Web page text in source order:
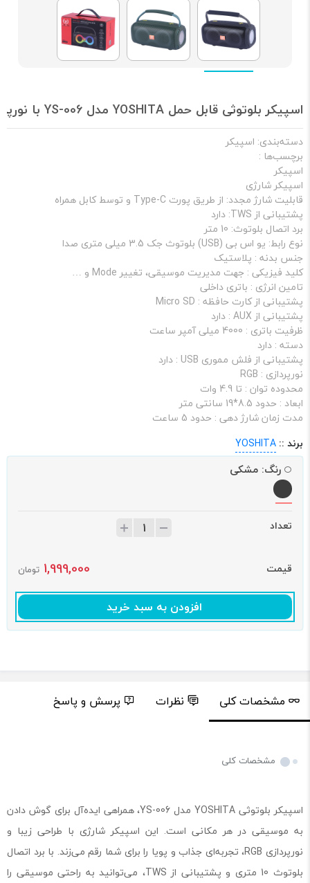
اسپیکر بلوتوثی قابل حمل YOSHITA مدل YS-006 با نورپردازی RGB و باتری 4000 میلی آمپر
دسته‌بندی: اسپیکر
برچسب‌ها :
اسپیکر
اسپیکر شارژی
قابلیت شارژ مجدد: از طریق پورت Type-C و توسط کابل همراه
پشتیبانی از TWS: دارد
برد اتصال بلوتوث: 10 متر
نوع رابط: یو اس بی (USB) بلوتوث جک 3.5 میلی‌ متری صدا
جنس بدنه : پلاستیک
کلید فیزیکی : جهت مدیریت موسیقی، تغییر Mode و …
تامین انرژی : باتری داخلی
پشتیبانی از کارت حافظه : Micro SD
پشتیبانی از AUX : دارد
ظرفیت باتری : 4000 میلی آمپر ساعت
دسته : دارد
پشتیبانی از فلش مموری USB : دارد
نورپردازی : RGB
محدوده توان : تا 4.9 وات
ابعاد : حدود 8.5*19 سانتی متر
مدت زمان شارژ دهی : حدود 5 ساعت
برند :: YOSHITA
رنگ: مشکی
تعداد
قیمت 1,999,000 تومان
افزودن به سبد خرید
مشخصات کلی نظرات پرسش و پاسخ
مشخصات کلی
اسپیکر بلوتوثی YOSHITA مدل YS-006، همراهی ایده‌آل برای گوش دادن
به موسیقی در هر مکانی است. این اسپیکر شارژی با طراحی زیبا و
نورپردازی RGB، تجربه‌ای جذاب و پویا را برای شما رقم می‌زند. با برد اتصال
بلوتوث 10 متری و پشتیبانی از TWS، می‌توانید به راحتی موسیقی را